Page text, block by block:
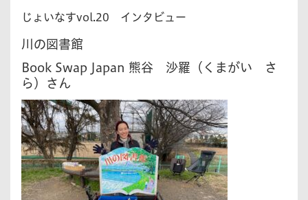
じょいなすvol.20 インタビュー
川の図書館
Book Swap Japan 熊谷 沙羅（くまがい さ
ら）さん